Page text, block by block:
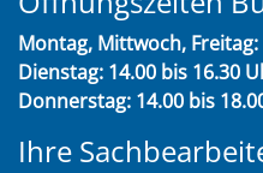
Montag, Mittwoch,
Dienstag: 14.00 bis 16.30
Donnerstag: 14.00 bis
Ihre